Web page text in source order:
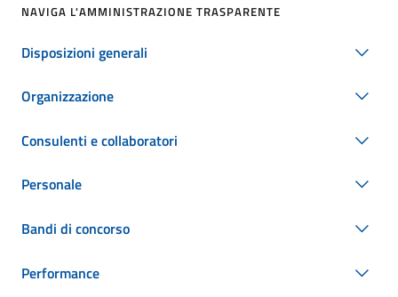
NAVIGA L'AMMINISTRAZIONE TRASPARENTE
Disposizioni generali
Organizzazione
Consulenti e collaboratori
Personale
Bandi di concorso
Performance